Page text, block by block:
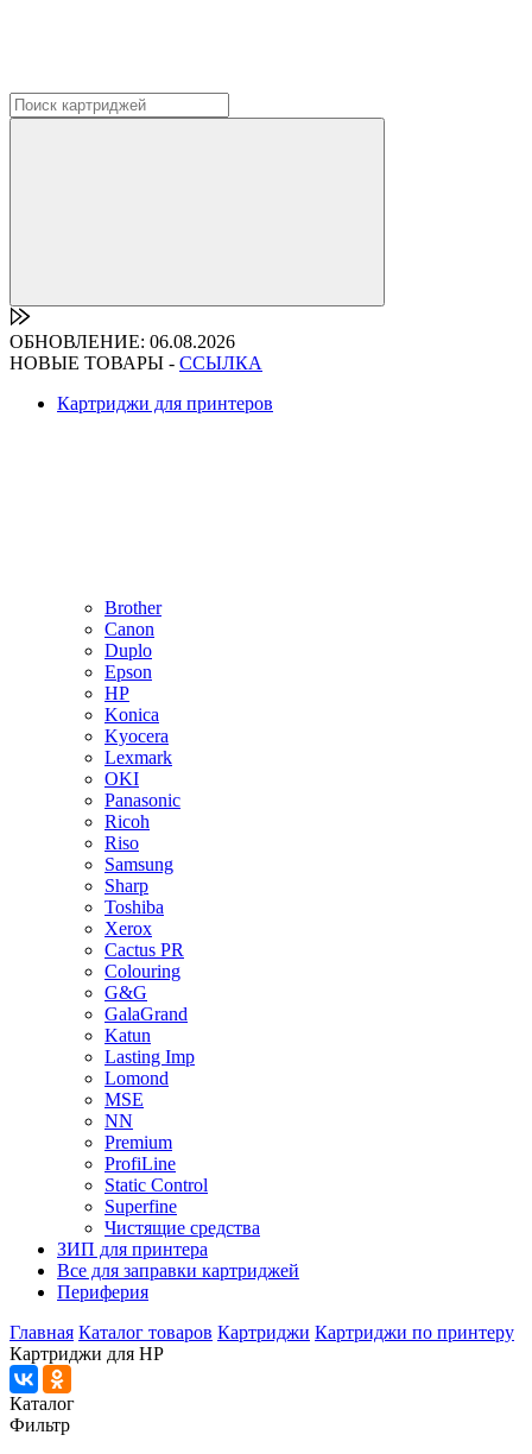
ОБНОВЛЕНИЕ: 06.08.2026
НОВЫЕ ТОВАРЫ - ССЫЛКА
Картриджи для принтеров
Brother
Canon
Duplo
Epson
HP
Konica
Kyocera
Lexmark
OKI
Panasonic
Ricoh
Riso
Samsung
Sharp
Toshiba
Xerox
Cactus PR
Colouring
G&G
GalaGrand
Katun
Lasting Imp
Lomond
MSE
NN
Premium
ProfiLine
Static Control
Superfine
Чистящие средства
ЗИП для принтера
Все для заправки картриджей
Периферия
Главная Каталог товаров Картриджи Картриджи по принтеру
Картриджи для HP
Каталог
Фильтр